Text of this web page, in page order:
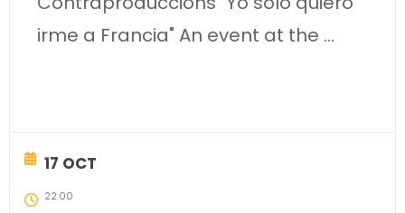
irme a Francia" An event at the ...
17 OCT
22:00